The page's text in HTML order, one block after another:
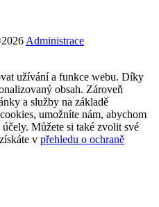
2026 Administrace
užívání a funkce webu. Díky
obsah. Zároveň
a služby na základě
umožníte nám, abychom
Můžete si také zvolit své
v přehledu o ochraně